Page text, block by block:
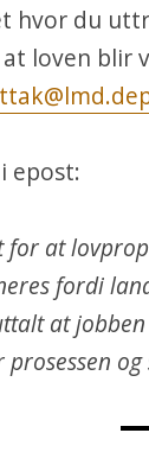
hvor du
loven blir
epost:
for at
fordi
at